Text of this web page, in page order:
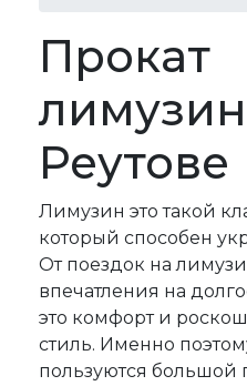
Прокат
Реутове
Лимузин это такой
который способен
От поездок на
впечатления на
это комфорт и
стиль. Именно
пользуются большой